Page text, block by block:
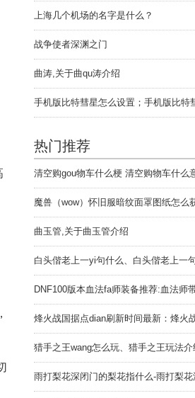
上海几个机场的名字是什么？
战争使者深渊之门
曲涛,关于曲qu涛介绍
手机版比特彗星怎么设置；手机版比特
热门推荐
清空购gou物车什么梗 清空购物车什么
魔兽（wow）怀旧服暗纹面罩图纸怎么
曲玉管,关于曲玉管介绍
白头偕老上一yi句什么、白头偕老上一
DNF100版本血法fa师装备推荐:血法师
烽火战国据点dian刷新时间最新：烽火
猎手之王wang怎么玩、猎手之王玩法介
雨打梨花深闭门的梨花指什么-雨打梨花